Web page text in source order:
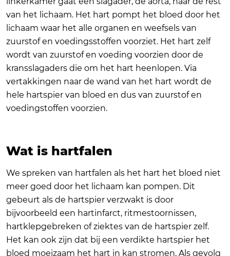
van het lichaam. Het hart pompt het bloed door het
lichaam waar het alle organen en weefsels van
zuurstof en voedingsstoffen voorziet. Het hart zelf
wordt van zuurstof en voeding voorzien door de
kransslagaders die om het hart heenlopen. Via
vertakkingen naar de wand van het hart wordt de
hele hartspier van bloed en dus van zuurstof en
voedingstoffen voorzien.
Wat is hartfalen
We spreken van hartfalen als het hart het bloed niet
meer goed door het lichaam kan pompen. Dit
gebeurt als de hartspier verzwakt is door
bijvoorbeeld een hartinfarct, ritmestoornissen,
hartklepgebreken of ziektes van de hartspier zelf.
Het kan ook zijn dat bij een verdikte hartspier het
bloed moeizaam het hart in kan stromen. Als gevolg